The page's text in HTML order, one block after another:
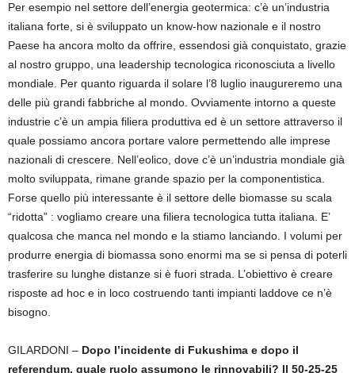
Per esempio nel settore dell’energia geotermica: c’è un’industria
italiana forte, si è sviluppato un know-how nazionale e il nostro
Paese ha ancora molto da offrire, essendosi già conquistato, grazie
al nostro gruppo, una leadership tecnologica riconosciuta a livello
mondiale. Per quanto riguarda il solare l’8 luglio inaugureremo una
delle più grandi fabbriche al mondo. Ovviamente intorno a queste
industrie c’è un ampia filiera produttiva ed è un settore attraverso il
quale possiamo ancora portare valore permettendo alle imprese
nazionali di crescere. Nell’eolico, dove c’è un’industria mondiale già
molto sviluppata, rimane grande spazio per la componentistica.
Forse quello più interessante è il settore delle biomasse su scala
“ridotta” : vogliamo creare una filiera tecnologica tutta italiana. E’
qualcosa che manca nel mondo e la stiamo lanciando. I volumi per
produrre energia di biomassa sono enormi ma se si pensa di poterli
trasferire su lunghe distanze si è fuori strada. L’obiettivo è creare
risposte ad hoc e in loco costruendo tanti impianti laddove ce n’è
bisogno.
GILARDONI – Dopo l’incidente di Fukushima e dopo il
referendum, quale ruolo assumono le rinnovabili? Il 50-25-25